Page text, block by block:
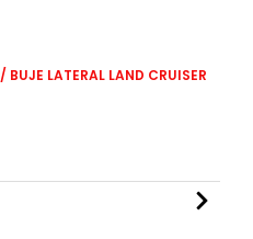
/ BUJE LATERAL LAND CRUISER